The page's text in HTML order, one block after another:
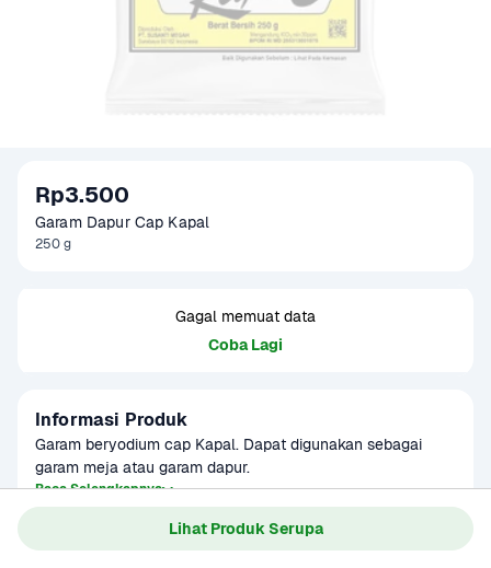
Lihat Produk Serupa
Rp3.500
Garam Dapur Cap Kapal
250 g
Gagal memuat data
Coba Lagi
Informasi Produk
Garam beryodium cap Kapal. Dapat digunakan sebagai
garam meja atau garam dapur.
Baca Selengkapnya
Kategori Sembako